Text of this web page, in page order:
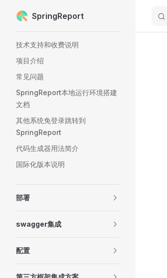
Skip to content
SpringReport
技术支持和收费说明
项目介绍
常见问题
SpringReport本地运行环境搭建
文档
其他系统免登录跳转到
SpringReport
代码生成器用法简介
国际化版本说明
部署
swagger集成
配置